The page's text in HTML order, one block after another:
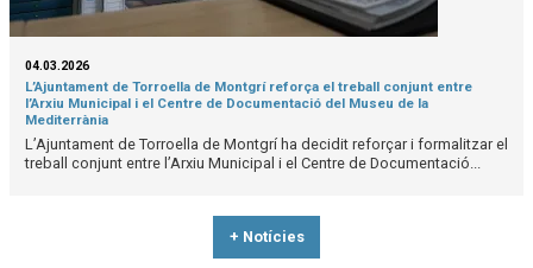
04.03.2026
L’Ajuntament de Torroella de Montgrí reforça el treball conjunt entre
l’Arxiu Municipal i el Centre de Documentació del Museu de la
Mediterrània
L’Ajuntament de Torroella de Montgrí ha decidit reforçar i formalitzar el
treball conjunt entre l’Arxiu Municipal i el Centre de Documentació...
+ Notícies